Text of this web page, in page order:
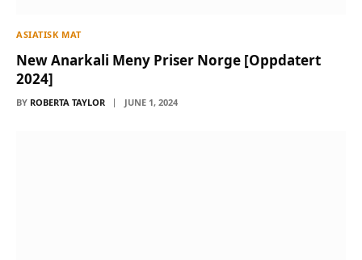
ASIATISK MAT
New Anarkali Meny Priser Norge [Oppdatert
2024]
BY ROBERTA TAYLOR JUNE 1, 2024